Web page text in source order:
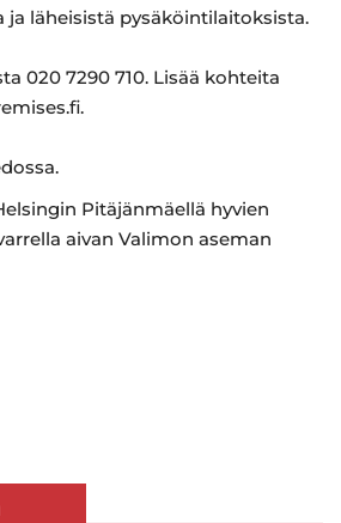
ja läheisistä pysäköintilaitoksista.
020 7290 710. Lisää kohteita
Pitäjänmäellä hyvien
aivan Valimon aseman